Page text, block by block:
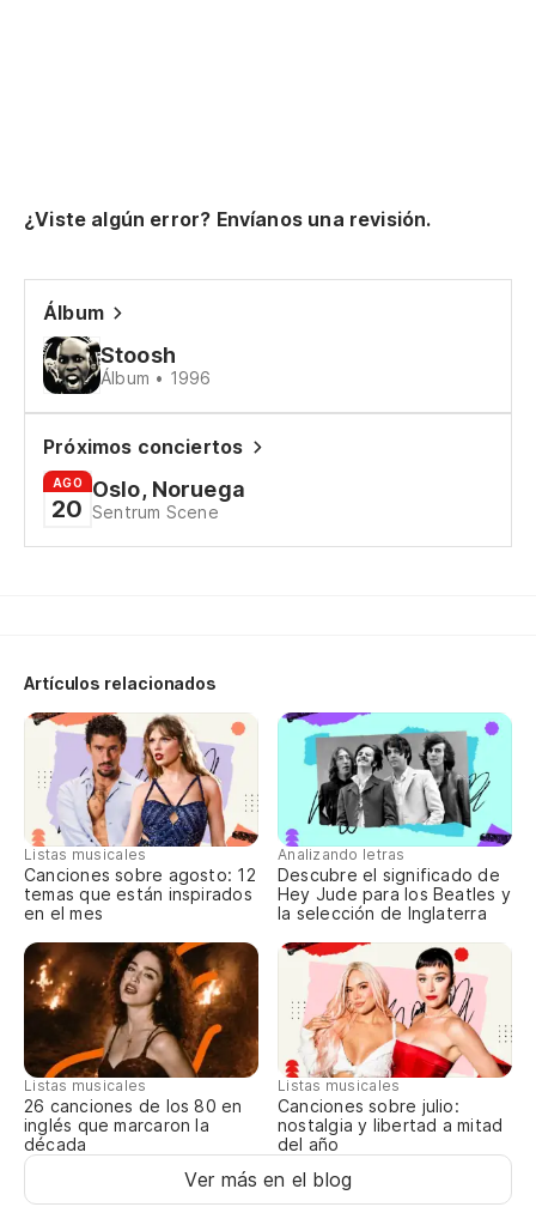
¿Viste algún error? Envíanos una revisión.
Álbum
Stoosh
Álbum • 1996
Próximos conciertos
AGO
20
Oslo, Noruega
Sentrum Scene
Artículos relacionados
Listas musicales
Canciones sobre agosto: 12
temas que están inspirados
en el mes
Analizando letras
Descubre el significado de
Hey Jude para los Beatles y
la selección de Inglaterra
Listas musicales
26 canciones de los 80 en
inglés que marcaron la
década
Listas musicales
Canciones sobre julio:
nostalgia y libertad a mitad
del año
Ver más en el blog